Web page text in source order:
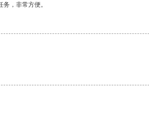
，非常方便。